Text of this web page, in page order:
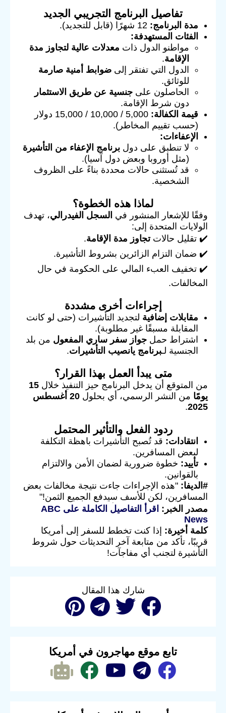
تفاصيل البرنامج التجريبي الجديد
مدة البرنامج:
الفئات المستهدفة:
مواطنو الدول ذات معدلات عالية لتجاوز مدة
الإقامة.
الدول التي تفتقر إلى ضوابط أمنية صارمة
للوثائق.
الحاصلون على جنسية عن طريق الاستثمار
دون شرط الإقامة.
قيمة الكفالة:
5,000 / 10,000 / 15,000 دولار
(حسب تقييم المخاطر).
الإعفاءات:
لا تنطبق على دول برنامج الإعفاء من التأشيرة
(مثل أوروبا وبعض دول آسيا).
قد تُستثنى حالات محددة بناءً على الظروف
الشخصية.
لماذا هذه الخطوة؟
وفقًا للإشعار المنشور في السجل الفيدرالي، تهدف
الولايات المتحدة إلى:
✔️ تقليل حالاتتجاوز مدة الإقامة.
✔️ ضمان التزام الزائرين بشروط التأشيرة.
✔️ تخفيف العبء المالي على الحكومة في حال
المخالفات.
إجراءات أخرى مشددة
مقابلات إضافية لتجديد التأشيرات (حتى لو كانت
المقابلة مسبقًا غير مطلوبة).
اشتراط حملجواز سفر ساري المفعول من بلد
الجنسية لـبرنامج يانصيب التأشيرات.
متى يبدأ العمل بهذا القرار؟
من المتوقع أن يدخل البرنامج حيز التنفيذ خلال15
يومًا من النشر الرسمي، أي بحلول
20 أغسطس
2025
.
ردود الفعل والتأثير المحتمل
انتقادات: قد تُصبح التأشيرات باهظة التكلفة
لبعض المسافرين.
تأييد: خطوة ضرورية لضمان الأمن والالتزام
بالقوانين.
#الديفا: "هذه الإجراءات جاءت نتيجة مخالفات بعض
المسافرين، لكن للأسف سيدفع الجميع الثمن!"
مصدر الخبر:
اقرأ التفاصيل الكاملة على ABC
News
كلمة أخيرة: إذا كنت تخطط للسفر إلى أمريكا
قريبًا، تأكد من متابعة آخر التحديثات حول شروط
التأشيرة لتجنب أي مفاجآت!
شارك هذا المقال
تابع موقع مهاجرون في أمريكا